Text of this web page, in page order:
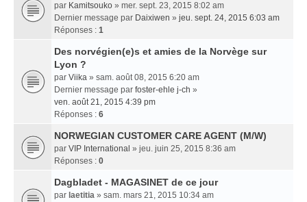
par Kamitsouko » mer. sept. 23, 2015 8:02 am
Dernier message par Daixiwen » jeu. sept. 24, 2015 6:03 am
Réponses : 1
Des norvégien(e)s et amies de la Norvège sur
Lyon ?
par Viika » sam. août 08, 2015 6:20 am
Dernier message par foster-ehle j-ch »
ven. août 21, 2015 4:39 pm
Réponses : 6
NORWEGIAN CUSTOMER CARE AGENT (M/W)
par VIP International » jeu. juin 25, 2015 8:36 am
Réponses : 0
Dagbladet - MAGASINET de ce jour
par laetitia » sam. mars 21, 2015 10:34 am